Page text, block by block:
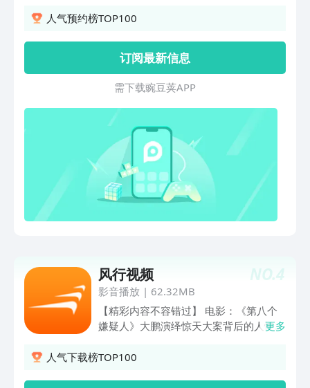
为大家解答，并有持续好礼相送！官方
益于发现日常生活的丰富程度，有趣程
会为你的生活提供便利与实惠，又可以为
您的生活休闲多样化增添乐趣，有了花生
免费视频，会让您更加乐于分享，热爱生
活。
人气预约榜TOP100
订阅最新信息
需 下 载 豌 豆 荚 A P P
NO.4
风行视频
影音播放 | 62.32MB
【精彩内容不容错过】 电影：《第八个
嫌疑人》大鹏演绎惊天大案背后的人性挣
重重危机 电视剧：《珠江人家》杨烁张
更多
人气下载榜TOP100